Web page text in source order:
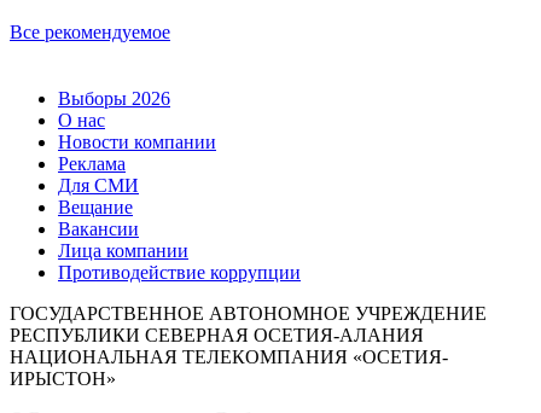
Все рекомендуемое
Выборы 2026
О нас
Новости компании
Реклама
Для СМИ
Вещание
Вакансии
Лица компании
Противодействие коррупции
ГОСУДАРСТВЕННОЕ АВТОНОМНОЕ УЧРЕЖДЕНИЕ
РЕСПУБЛИКИ СЕВЕРНАЯ ОСЕТИЯ-АЛАНИЯ
НАЦИОНАЛЬНАЯ ТЕЛЕКОМПАНИЯ «ОСЕТИЯ-
ИРЫСТОН»